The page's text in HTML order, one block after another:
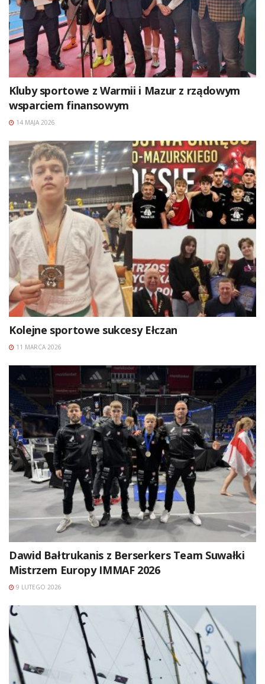
Kluby sportowe z Warmii i Mazur z rządowym
wsparciem finansowym
14 MAJA 2026
Kolejne sportowe sukcesy Ełczan
11 MARCA 2026
Dawid Bałtrukanis z Berserkers Team Suwałki
Mistrzem Europy IMMAF 2026
9 LUTEGO 2026